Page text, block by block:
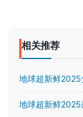
相关推荐
地球超新鲜2025
地球超新鲜2025